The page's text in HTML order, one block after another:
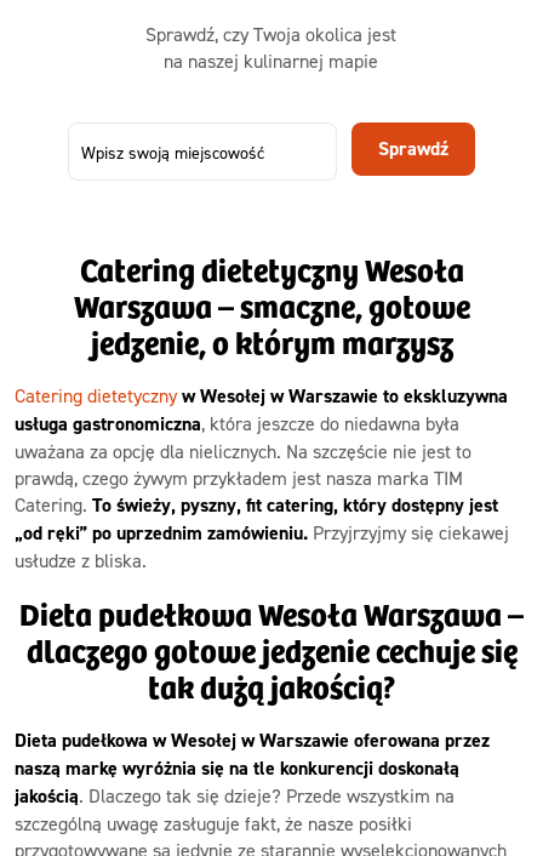
50,31 zł
73,99
-32%
Menu
Sprawdź, czy Twoja okolica jest
na naszej kulinarnej mapie
Sprawdź
Catering dietetyczny Wesoła
Warszawa – smaczne, gotowe
jedzenie, o którym marzysz
Catering dietetycznyw Wesołej w Warszawie to ekskluzywna
usługa gastronomiczna, która jeszcze do niedawna była
uważana za opcję dla nielicznych. Na szczęście nie jest to
prawdą, czego żywym przykładem jest nasza marka TIM
Catering. To świeży, pyszny, fit catering, który dostępny jest
„od ręki” po uprzednim zamówieniu. Przyjrzyjmy się ciekawej
usłudze z bliska.
Dieta pudełkowa Wesoła Warszawa –
dlaczego gotowe jedzenie cechuje się
tak dużą jakością?
Dieta pudełkowa w Wesołej w Warszawie oferowana przez
naszą markę wyróżnia się na tle konkurencji doskonałą
jakością. Dlaczego tak się dzieje? Przede wszystkim na
szczególną uwagę zasługuje fakt, że nasze posiłki
przygotowywane są jedynie ze starannie wyselekcjonowanych